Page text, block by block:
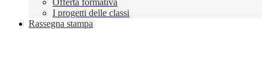
Offerta formativa
I progetti delle classi
Rassegna stampa